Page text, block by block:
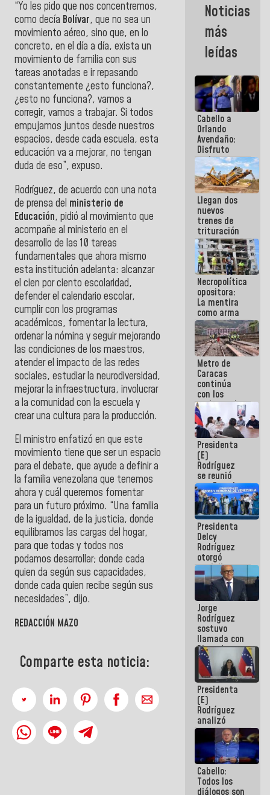
“Yo les pido que nos concentremos,
como decía Bolívar, que no sea un
movimiento aéreo, sino que, en lo
concreto, en el día a día, exista un
movimiento de familia con sus
tareas anotadas e ir repasando
constantemente ¿esto funciona?,
¿esto no funciona?, vamos a
corregir, vamos a trabajar. Si todos
empujamos juntos desde nuestros
espacios, desde cada escuela, esta
educación va a mejorar, no tengan
duda de eso”, expuso.
Rodríguez, de acuerdo con una nota
de prensa del ministerio de
Educación, pidió al movimiento que
acompañe al ministerio en el
desarrollo de las 10 tareas
fundamentales que ahora mismo
esta institución adelanta: alcanzar
el cien por ciento escolaridad,
defender el calendario escolar,
cumplir con los programas
académicos, fomentar la lectura,
ordenar la nómina y seguir mejorando
las condiciones de los maestros,
atender el impacto de las redes
sociales, estudiar la neurodiversidad,
mejorar la infraestructura, involucrar
a la comunidad con la escuela y
crear una cultura para la producción.
El ministro enfatizó en que este
movimiento tiene que ser un espacio
para el debate, que ayude a definir a
la familia venezolana que tenemos
ahora y cuál queremos fomentar
para un futuro próximo. “Una familia
de la igualdad, de la justicia, donde
equilibramos las cargas del hogar,
para que todas y todos nos
podamos desarrollar; donde cada
quien da según sus capacidades,
donde cada quien recibe según sus
necesidades”, dijo.
REDACCIÓN MAZO
Comparte esta noticia:
emprendedores
afectados
por
terremotos
Noticias
más
leídas
Cabello a
Orlando
Avendaño:
Disfruto
cada vez
que escribes
porque lo
que haces
es
embarrarla
Llegan dos
nuevos
trenes de
trituración
para
optimizar
manejo de
escombros
en La Guaira
Necropolítica
opositora:
La mentira
como arma
contra el
Pueblo
Metro de
Caracas
continúa
con los
trabajos de
mantenimiento
e inspección
en la Línea 2
Presidenta
(E)
Rodríguez
se reunió
con Estado
Mayor
Eléctrico
para
abordar
planes de
acción
Presidenta
Delcy
Rodríguez
otorgó
medalla
"Héroe de
Venezuela"
a servidores
públicos
Jorge
Rodríguez
sostuvo
llamada con
Dinorah
Figuera y
acuerdan
primer
encuentro
presencial
para el
diálogo
Presidenta
(E)
Rodríguez
analizó
junto a
gobernadores
planes de
recuperación
del Sistema
Eléctrico
Cabello:
Todos los
diálogos son